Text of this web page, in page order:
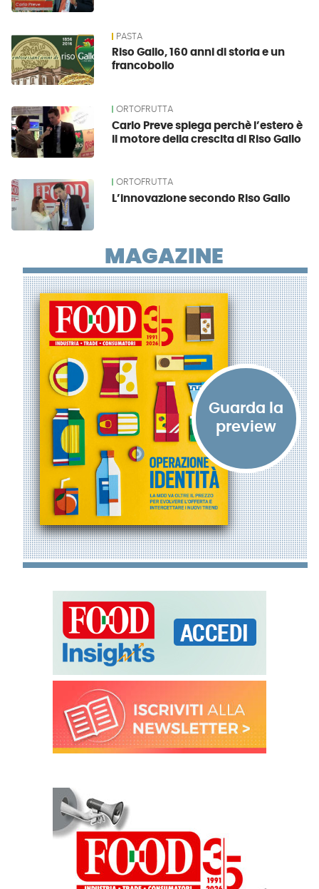
PASTA
Riso Gallo, 160 anni di storia e un
francobollo
ORTOFRUTTA
Carlo Preve spiega perchè l’estero è
il motore della crescita di Riso Gallo
ORTOFRUTTA
L’innovazione secondo Riso Gallo
MAGAZINE